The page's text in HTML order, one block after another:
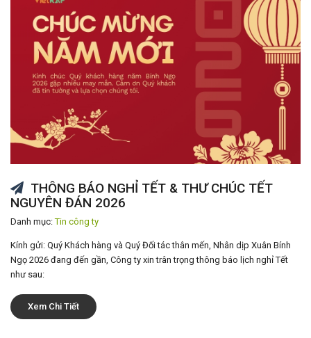
THÔNG BÁO NGHỈ TẾT & THƯ CHÚC TẾT
NGUYÊN ĐÁN 2026
Danh mục:Tin công ty
Kính gửi: Quý Khách hàng và Quý Đối tác thân mến, Nhân dịp Xuân Bính
Ngọ 2026 đang đến gần, Công ty xin trân trọng thông báo lịch nghỉ Tết
như sau:
Xem Chi Tiết